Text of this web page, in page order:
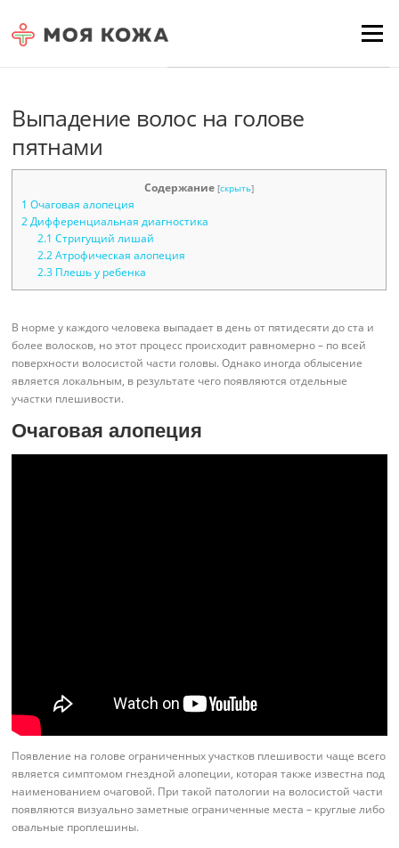
Menu
Выпадение волос на голове
пятнами
Содержание [скрыть]
1 Очаговая алопеция
2 Дифференциальная диагностика
2.1 Стригущий лишай
2.2Атрофическая алопеция
2.3Плешь у ребенка
В норме у каждого человека выпадает в день от пятидесяти до ста и
более волосков, но этот процесс происходит равномерно – по всей
поверхности волосистой части головы. Однако иногда облысение
является локальным, в результате чего появляются отдельные
участки плешивости.
Очаговая алопеция
Появление на голове ограниченных участков плешивости чаще всего
является симптомом гнездной алопеции, которая также известна под
наименованием очаговой. При такой патологии на волосистой части
появляются визуально заметные ограниченные места – круглые либо
овальные проплешины.
Для любых предложений по